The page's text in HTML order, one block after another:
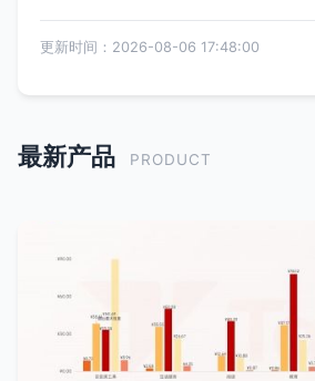
更新时间：2026-08-06 17:48:00
最新产品 PRODUCT